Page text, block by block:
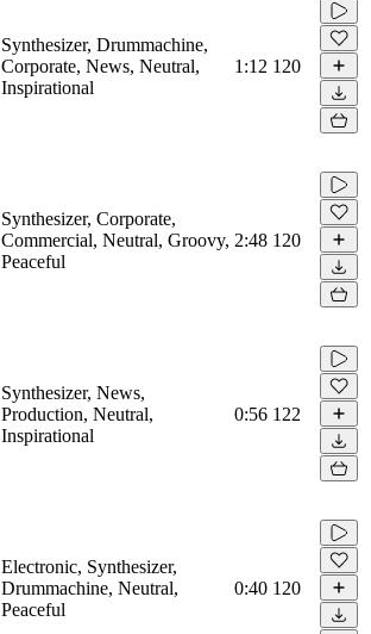
Synthesizer, Drummachine,
Corporate, News, Neutral,
Inspirational
1:12 120
Synthesizer, Corporate,
Commercial, Neutral, Groovy,
Peaceful
2:48 120
Synthesizer, News,
Production, Neutral,
Inspirational
0:56 122
Electronic, Synthesizer,
Drummachine, Neutral,
Peaceful
0:40 120